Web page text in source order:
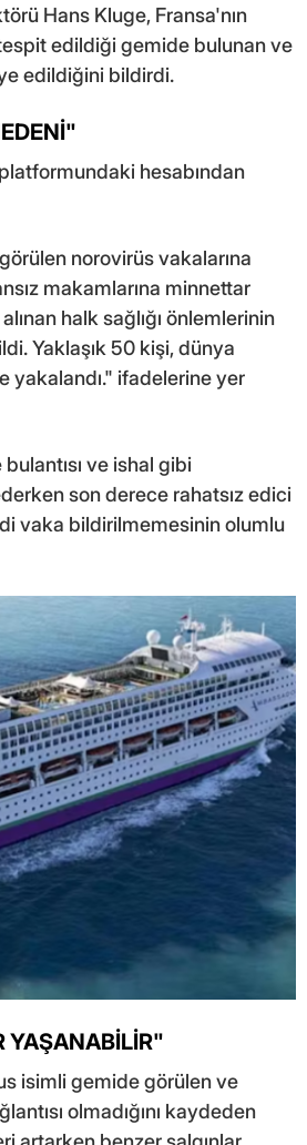
Hans Kluge, Fransa'nın
edildiği gemide bulunan ve
edildiğini bildirdi.
hesabından
norovirüs vakalarına
makamlarına minnettar
halk sağlığı önlemlerinin
Yaklaşık 50 kişi, dünya
yakalandı." ifadelerine yer
ve ishal gibi
son derece rahatsız edici
vaka bildirilmemesinin olumlu
YAŞANABİLİR"
isimli gemide görülen ve
olmadığını kaydeden